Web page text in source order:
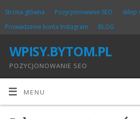
Strona główna Pozycjonowanie SEO
sklep
Prowadzenie konta Instagram
BLOG
WPISY.BYTOM.PL
POZYCJONOWANIE SEO
MENU